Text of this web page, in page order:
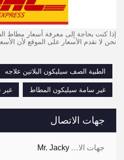
جهات الاتصال
جهات الاتصال: Mr. Jacky
إذا كنت بحاجة إلى معرفة أسعار مطاط
نحن لا نقدم الأسعار على الموقع لأن
الطبية الصف سيليكون البلاتين علاجه
غير سامة سيليكون المطاط غير